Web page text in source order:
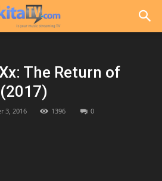
The Return of
3, 2016 1396 0